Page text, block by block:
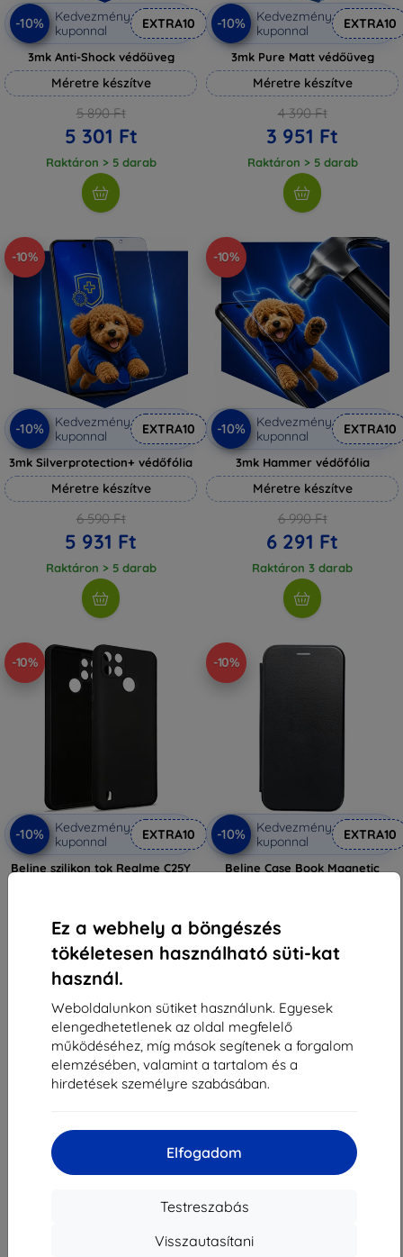
Ez a webhely a böngészés
tökéletesen használható süti-kat
használ.
Weboldalunkon sütiket használunk. Egyesek
elengedhetetlenek az oldal megfelelő
működéséhez, míg mások segítenek a forgalom
elemzésében, valamint a tartalom és a
hirdetések személyre szabásában.
Elfogadom
Testreszabás
Visszautasítani
-10%
Kedvezmény
kuponnal
EXTRA10
3mk Anti-Shock védőüveg
Méretre készítve
5 890 Ft
5 301 Ft
Raktáron > 5 darab
-10%
Kedvezmény
kuponnal
EXTRA10
3mk Pure Matt védőüveg
Méretre készítve
4 390 Ft
3 951 Ft
Raktáron > 5 darab
-10%
-10%
Kedvezmény
kuponnal
EXTRA10
3mk Silverprotection+ védőfólia
Méretre készítve
6 590 Ft
5 931 Ft
Raktáron > 5 darab
-10%
-10%
Kedvezmény
kuponnal
EXTRA10
3mk Hammer védőfólia
Méretre készítve
6 990 Ft
6 291 Ft
Raktáron 3 darab
-10%
-10%
Kedvezmény
kuponnal
EXTRA10
Beline szilikon tok Realme C25Y
2 601 Ft
Raktáron > 5 darab
-10%
-10%
Kedvezmény
kuponnal
EXTRA10
Beline Case Book Magnetic
2 601 Ft
Raktáron 2 darab
Összes találat6.